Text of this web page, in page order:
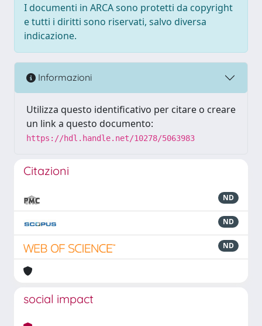
I documenti in ARCA sono protetti da copyright
e tutti i diritti sono riservati, salvo diversa
indicazione.
Informazioni
Utilizza questo identificativo per citare o creare
un link a questo documento:
https://hdl.handle.net/10278/5063983
Citazioni
ND
ND
ND
social impact